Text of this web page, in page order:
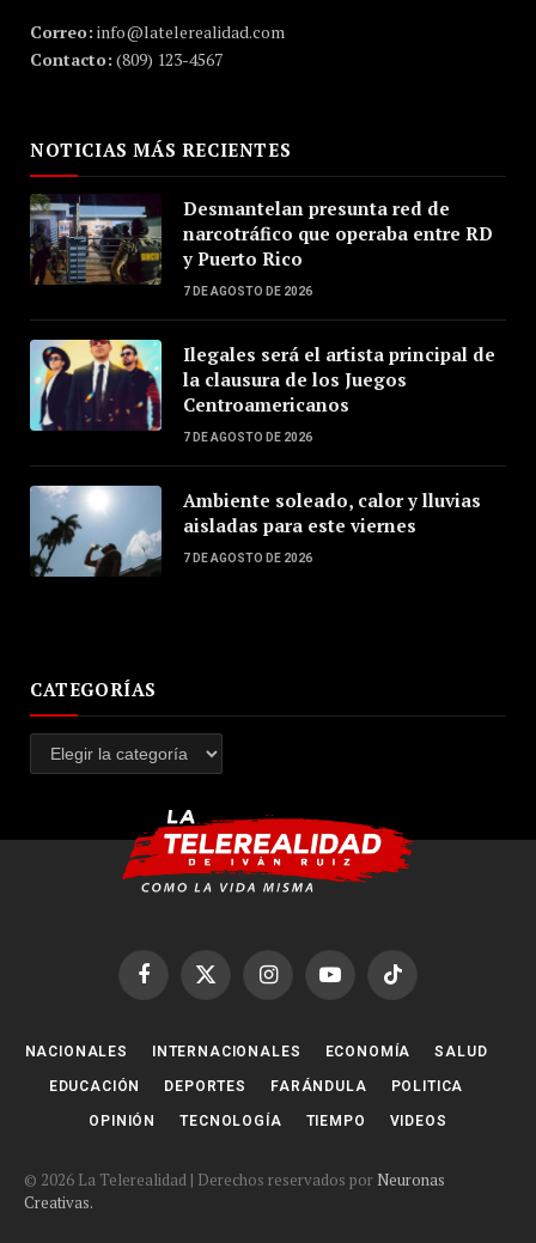
Correo: info@latelerealidad.com
Contacto: (809) 123-4567
NOTICIAS MÁS RECIENTES
Desmantelan presunta red de
narcotráfico que operaba entre RD
y Puerto Rico
7 DE AGOSTO DE 2026
Ilegales será el artista principal de
la clausura de los Juegos
Centroamericanos
7 DE AGOSTO DE 2026
Ambiente soleado, calor y lluvias
aisladas para este viernes
7 DE AGOSTO DE 2026
CATEGORÍAS
Categorías
FacebookX
InstagramYouTubeTikTok
NACIONALES INTERNACIONALES ECONOMÍA SALUD
EDUCACIÓN DEPORTES FARÁNDULA POLITICA
OPINIÓN TECNOLOGÍA TIEMPO VIDEOS
© 2026 La Telerealidad | Derechos reservados por Neuronas
Creativas.